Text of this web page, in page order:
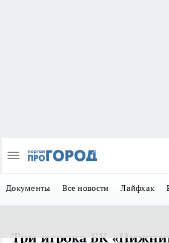
Документы Все новости Лайфхак
Три игрока БК